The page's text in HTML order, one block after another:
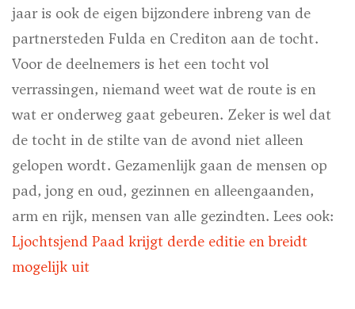
jaar is ook de eigen bijzondere inbreng van de
partnersteden Fulda en Crediton aan de tocht.
Voor de deelnemers is het een tocht vol
verrassingen, niemand weet wat de route is en
wat er onderweg gaat gebeuren. Zeker is wel dat
de tocht in de stilte van de avond niet alleen
gelopen wordt. Gezamenlijk gaan de mensen op
pad, jong en oud, gezinnen en alleengaanden,
arm en rijk, mensen van alle gezindten. Lees ook:
Ljochtsjend Paad krijgt derde editie en breidt
mogelijk uit